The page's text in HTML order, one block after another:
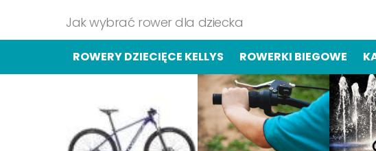
Jak wybrać rower dla dziecka
ROWERY DZIECIĘCE KELLYS ROWERKI BIEGOWE